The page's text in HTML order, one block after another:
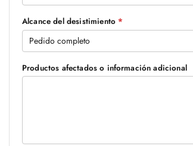
Alcance del desistimiento*
Productos afectados o información adicional